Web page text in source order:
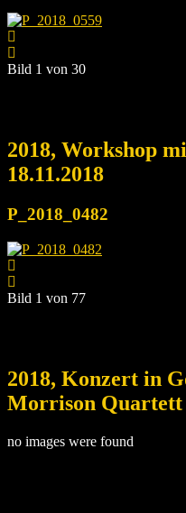
Bild 1 von 30
2018, Workshop
18.11.2018
P_2018_0482
Bild 1 von 77
2018, Konzert in
Morrison Quartett
no images were found